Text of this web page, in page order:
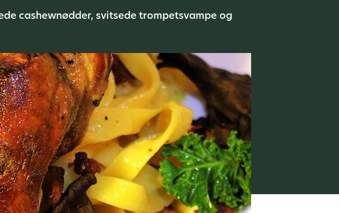
cashewnødder, svitsede trompetsvampe og